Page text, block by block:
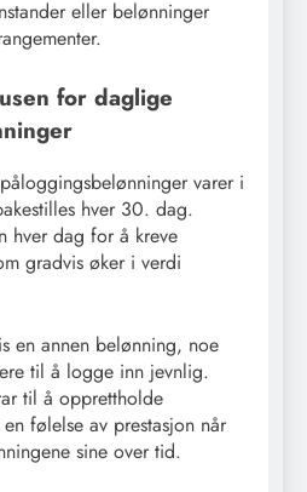
eller belønninger
for daglige
varer i
hver 30. dag.
hver dag for å kreve
gradvis øker i verdi
en annen belønning, noe
til å logge inn jevnlig.
til å opprettholde
følelse av prestasjon når
sine over tid.